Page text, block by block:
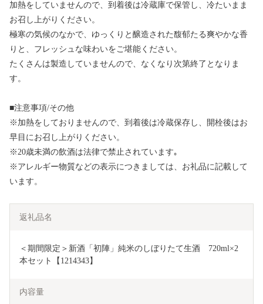
加熱をしていませんので、到着後は冷蔵庫で保管し、冷たいまま
お召し上がりください。
極寒の気候のなかで、ゆっくりと醸造された馥郁たる爽やかな香
りと、フレッシュな味わいをご堪能ください。
たくさんは製造していませんので、なくなり次第終了となりま
す。
■注意事項/その他
※加熱をしておりませんので、到着後は冷蔵保存し、開栓後はお
早目にお召し上がりください。
※20歳未満の飲酒は法律で禁止されています｡
※アレルギー物質などの表示につきましては、お礼品に記載して
います。
返礼品名
＜期間限定＞新酒「初陣」純米のしぼりたて生酒　720ml×2
本セット【1214343】
内容量